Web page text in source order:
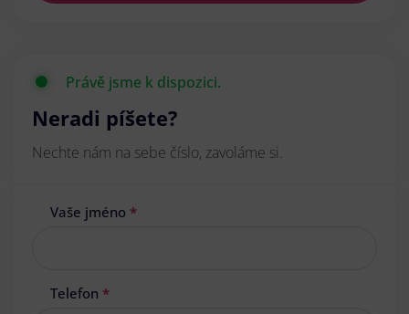
Právě jsme k dispozici.
Neradi píšete?
Nechte nám na sebe číslo, zavoláme si.
Vaše jméno *
Telefon *